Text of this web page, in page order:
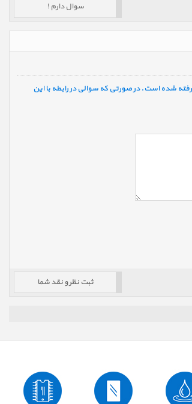
سوال دارم !
شده است. در صورتی که سوالی در رابطه با این